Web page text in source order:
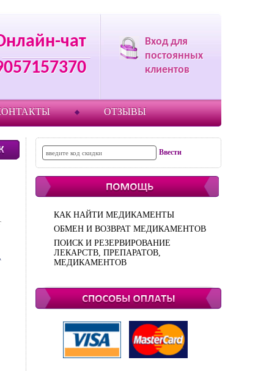
чат
Вход для
постоянных
клиентов
ОТЗЫВЫ
КАК НАЙТИ МЕДИКАМЕНТЫ
ОБМЕН И ВОЗВРАТ МЕДИКАМЕНТОВ
ПОИСК И РЕЗЕРВИРОВАНИЕ
ЛЕКАРСТВ, ПРЕПАРАТОВ,
МЕДИКАМЕНТОВ